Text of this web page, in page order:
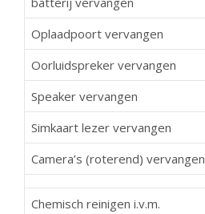
Oplaadpoort vervangen
Oorluidspreker vervangen
Speaker vervangen
Simkaart lezer vervangen
Camera’s (roterend) vervangen
Chemisch reinigen i.v.m.